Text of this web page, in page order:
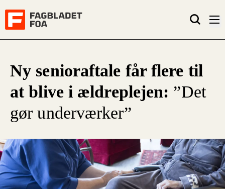
Ny senioraftale får flere til
at blive i ældreplejen: ”Det
gør underværker”